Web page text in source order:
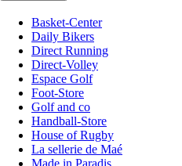
Basket-Center
Daily Bikers
Direct Running
Direct-Volley
Espace Golf
Foot-Store
Golf and co
Handball-Store
House of Rugby
La sellerie de Maé
Made in Paradis